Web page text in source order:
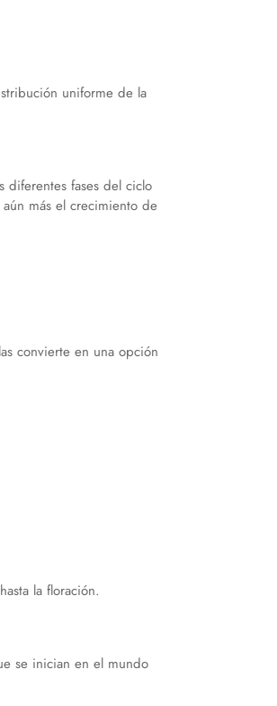
uniforme de la
diferentes fases del ciclo
más el crecimiento de
convierte en una opción
la floración.
se inician en el mundo